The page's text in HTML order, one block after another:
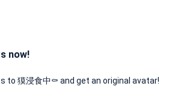
now!
to 獏浸食中⚰ and get an original avatar!